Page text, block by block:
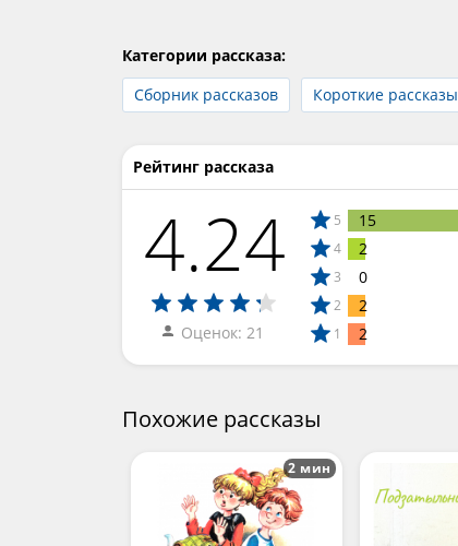
Категории рассказа:
Сборник рассказов
Короткие рассказы
Рейтинг рассказа
4.24
Оценок: 21
5 15
4 2
3 0
2 2
1 2
Похожие рассказы
2 мин